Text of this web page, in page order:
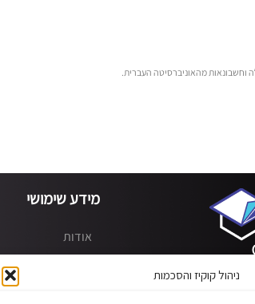
ניהול קוקיז והסכמות
וחשבונאות מהאוניברסיטה העברית.
מידע שימושי
אודות